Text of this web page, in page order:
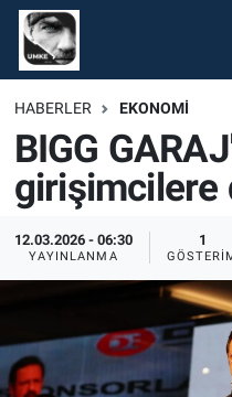
HABERLER EKONOMI
BIGG
girişimcilere
12.03.2026 - 06:30
YAYINLANMA
1
Gündem
Ekonomi
Spor
Magazin
İletişim
Nöbetçi Eczaneler
Hava Durumu
Namaz Vakitleri
Trafik Durumu
Süper Lig Puan
Tüm Manşetler